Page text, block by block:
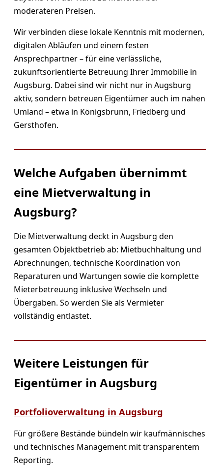
moderateren Preisen.
Wir verbinden diese lokale Kenntnis mit modernen,
digitalen Abläufen und einem festen
Ansprechpartner – für eine verlässliche,
zukunftsorientierte Betreuung Ihrer Immobilie in
Augsburg. Dabei sind wir nicht nur in Augsburg
aktiv, sondern betreuen Eigentümer auch im nahen
Umland – etwa in Königsbrunn, Friedberg und
Gersthofen.
Welche Aufgaben übernimmt
eine Mietverwaltung in
Augsburg?
Die Mietverwaltung deckt in Augsburg den
gesamten Objektbetrieb ab: Mietbuchhaltung und
Abrechnungen, technische Koordination von
Reparaturen und Wartungen sowie die komplette
Mieterbetreuung inklusive Wechseln und
Übergaben. So werden Sie als Vermieter
vollständig entlastet.
Weitere Leistungen für
Eigentümer in Augsburg
Portfolioverwaltung in Augsburg
Für größere Bestände bündeln wir kaufmännisches
und technisches Management mit transparentem
Reporting.